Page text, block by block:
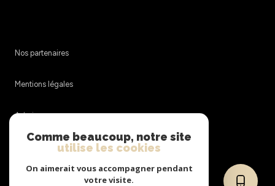
Nos partenaires
Mentions légales
Admin
Nos honoraires
Comme beaucoup, notre site
utilise les cookies
On aimerait vous accompagner pendant
votre visite.